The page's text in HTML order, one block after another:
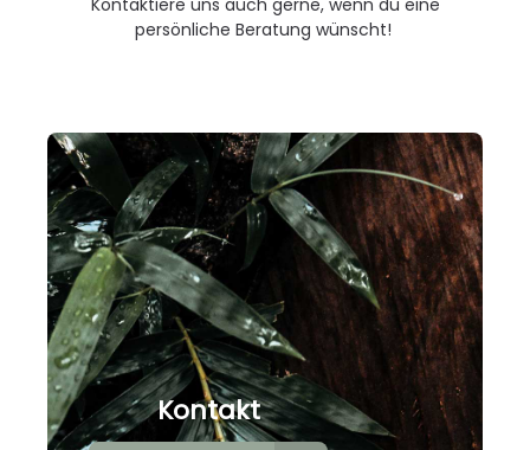
Kontaktiere uns auch gerne, wenn du eine
persönliche Beratung wünscht!
Kontakt